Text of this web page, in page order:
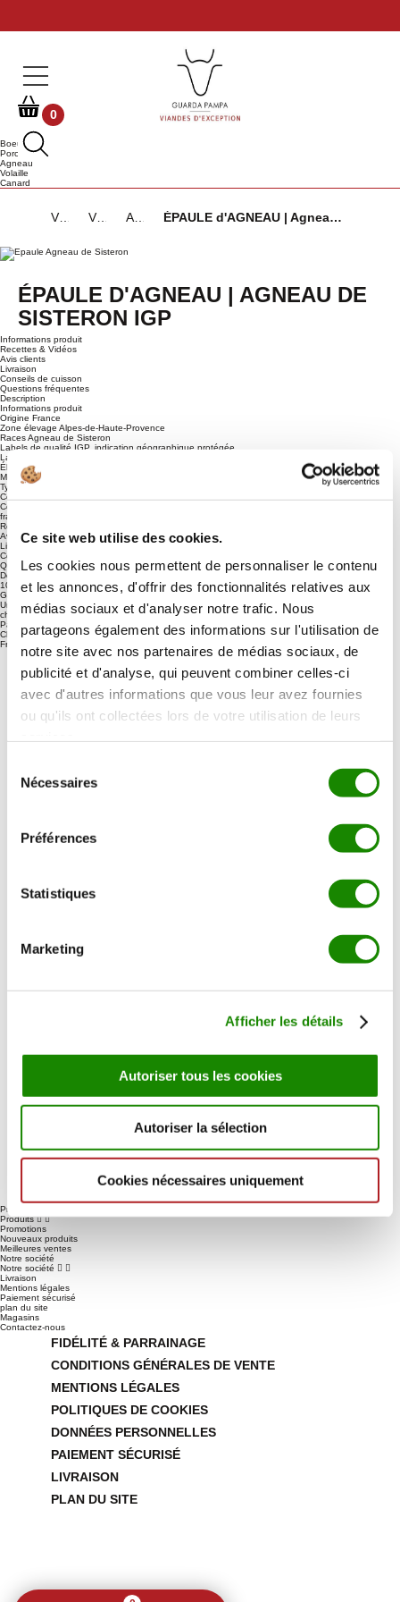
Ce site web utilise des cookies.
Les cookies nous permettent de personnaliser le contenu
et les annonces, d'offrir des fonctionnalités relatives aux
médias sociaux et d'analyser notre trafic. Nous
partageons également des informations sur l'utilisation de
notre site avec nos partenaires de médias sociaux, de
publicité et d'analyse, qui peuvent combiner celles-ci
avec d'autres informations que vous leur avez fournies
ou qu'ils ont collectées lors de votre utilisation de leurs
Nécessaires
Préférences
Statistiques
Marketing
Afficher les détails
Autoriser tous les cookies
Autoriser la sélection
Cookies nécessaires uniquement
0
Boeuf
Porc
Agneau
Volaille
Canard
ÉPAULE d'AGNEAU | Agneau de Sisteron IGP
ÉPAULE D'AGNEAU | AGNEAU DE
SISTERON IGP
Informations produit
Recettes & Vidéos
Avis clients
Livraison
Conseils de cuisson
Questions fréquentes
Description
Informations produit
Origine France
Zone élevage Alpes-de-Haute-Provence
RacesAgneau de Sisteron
Labels de qualité IGP, indication géographique protégée
Labels de qualité
Élevage
Elevage en bergerie. Nourriture lactée et complémentation en céréales
Morceau Epaule d'agneau
Type(s) de cuisson(s)
Conditionnement
Conservation
fraiche que vous pouvez congeler, si vous le souhaitez.
Recettes & Vidéos
Avis clients
Livraison
Conseils de cuisson
Questions fréquentes
Description
100% Viandes d’Exception
Garantie
Un vrai contact humain à
chaque commande
Paiement rapide et sécurisé
Chaîne du froid garantie
France et Belgique
VIANDES D'EXCEPTION
LES INCONTOURNABLES
PROFESSIONNELS
NOTRE HISTOIRE
NOTRE SAVOIR-FAIRE
LOGISTIQUE & QUALITÉ
CONTACT
Produits
Produits  
Promotions
Nouveaux produits
Meilleures ventes
Notre société
Notre société  
Livraison
Mentions légales
Paiement sécurisé
plan du site
Magasins
Contactez-nous
FIDÉLITÉ & PARRAINAGE
CONDITIONS GÉNÉRALES DE VENTE
MENTIONS LÉGALES
POLITIQUES DE COOKIES
DONNÉES PERSONNELLES
PAIEMENT SÉCURISÉ
LIVRAISON
PLAN DU SITE